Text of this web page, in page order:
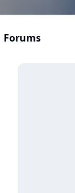
Forums